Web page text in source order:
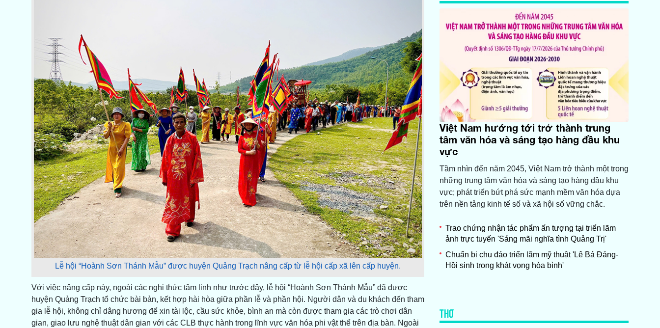
Lễ hội “Hoành Sơn Thánh Mẫu” được huyện Quảng Trạch nâng cấp từ lễ hội cấp xã lên cấp huyện.
Với việc nâng cấp này, ngoài các nghi thức tâm linh như trước đây, lễ hội “Hoành Sơn Thánh Mẫu” đã được
huyện Quảng Trạch tổ chức bài bản, kết hợp hài hòa giữa phần lễ và phần hội. Người dân và du khách đến tham
gia lễ hội, không chỉ dâng hương để xin tài lộc, cầu sức khỏe, bình an mà còn được tham gia các trò chơi dân
gian, giao lưu nghệ thuật dân gian với các CLB thực hành trong lĩnh vực văn hóa phi vật thể trên địa bàn. Ngoài
Việt Nam hướng tới trở thành trung
tâm văn hóa và sáng tạo hàng đầu khu
vực
Tầm nhìn đến năm 2045, Việt Nam trở thành một trong
những trung tâm văn hóa và sáng tạo hàng đầu khu
vực; phát triển bứt phá sức mạnh mềm văn hóa dựa
trên nền tảng kinh tế số và xã hội số vững chắc.
Trao chứng nhận tác phẩm ấn tượng tại triển lãm
ảnh trực tuyến 'Sáng mãi nghĩa tình Quảng Trị'
Chuẩn bị chu đáo triển lãm mỹ thuật 'Lê Bá Đảng-
Hồi sinh trong khát vọng hòa bình'
THƠ